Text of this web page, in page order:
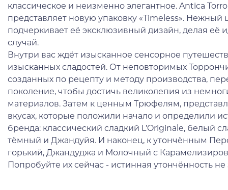
классическое и неизменно элегантное. Antica
представляет новую упаковку «Timeless». Нежный
подчеркивает её эксклюзивный дизайн, делая
случай.
Внутри вас ждёт изысканное сенсорное
изысканных сладостей. От неповторимых
созданных по рецепту и методу производства,
поколение, чтобы достичь великолепия из
материалов. Затем к ценным Трюфелям,
вкусах, которые положили начало и определили
бренда: классический сладкий L’Originale, белый
тёмный и Джандуйя. И наконец, к утончённым
горький, Джандуджа и Молочный с
Попробуйте их сейчас - истинная утончённость